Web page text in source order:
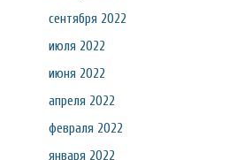
сентября 2022
июля 2022
июня 2022
апреля 2022
февраля 2022
января 2022